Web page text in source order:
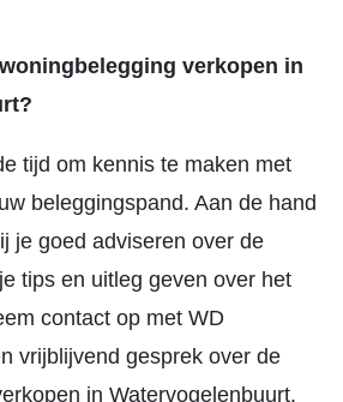
verkopen in
tijd om kennis te maken met
beleggingspand. Aan de hand
je goed adviseren over de
tips en uitleg geven over het
contact op met WD
vrijblijvend gesprek over de
in Watervogelenbuurt.